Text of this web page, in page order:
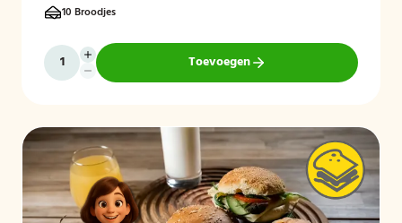
10 Broodjes
Toevoegen